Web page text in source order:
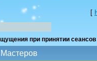
[
при принятии сеансов